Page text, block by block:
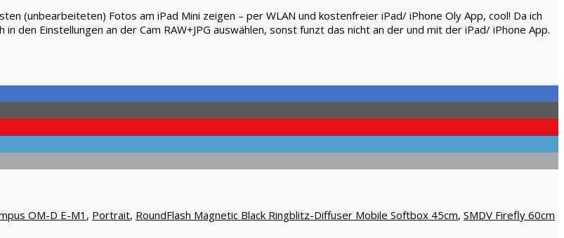
(unbearbeiteten) Fotos am iPad Mini zeigen – per WLAN und kostenfreier iPad/ iPhone Oly App, cool! Da ich
den Einstellungen an der Cam RAW+JPG auswählen, sonst funzt das nicht an der und mit der iPad/ iPhone App.
OM-D E-M1 , Portrait, RoundFlash Magnetic Black Ringblitz-Diffuser Mobile Softbox 45cm, SMDV Firefly 60cm